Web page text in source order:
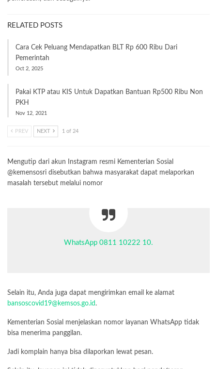
RELATED POSTS
Cara Cek Peluang Mendapatkan BLT Rp 600 Ribu Dari
Pemerintah
Oct 2, 2025
Pakai KTP atau KIS Untuk Dapatkan Bantuan Rp500 Ribu Non
PKH
Nov 12, 2021
PREV NEXT 1 of 24
Mengutip dari akun Instagram resmi Kementerian Sosial
@kemensosri disebutkan bahwa masyarakat dapat melaporkan
masalah tersebut melalui nomor
WhatsApp 0811 10222 10.
Selain itu, Anda juga dapat mengirimkan email ke alamat
bansoscovid19@kemsos.go.id .
Kementerian Sosial menjelaskan nomor layanan WhatsApp tidak
bisa menerima panggilan.
Jadi komplain hanya bisa dilaporkan lewat pesan.